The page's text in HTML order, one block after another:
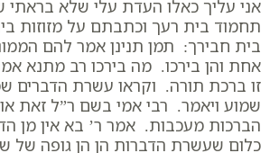
אני עליך כאלו העדת עלי שלא
תחמוד בית רעך וכתבתם על מזוזות
בית חבירך: תמן תנינן אמר להם
אחת והן בירכו. מה בירכו רב מתנא
זו ברכת תורה. וקראו עשרת הדברים
שמוע ויאמר. רבי אמי בשם ר”ל זאת
הברכות מעכבות. אמר ר’ בא אין מן
כלום שעשרת הדברות הן הן גופה